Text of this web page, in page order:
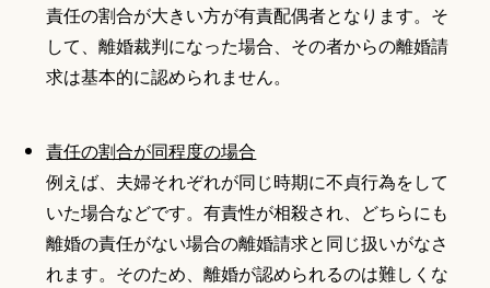
責任の割合が大きい方が有責配偶者となります。そ
して、離婚裁判になった場合、その者からの離婚請
求は基本的に認められません。
責任の割合が同程度の場合
例えば、夫婦それぞれが同じ時期に不貞行為をして
いた場合などです。有責性が相殺され、どちらにも
離婚の責任がない場合の離婚請求と同じ扱いがなさ
れます。そのため、離婚が認められるのは難しくな